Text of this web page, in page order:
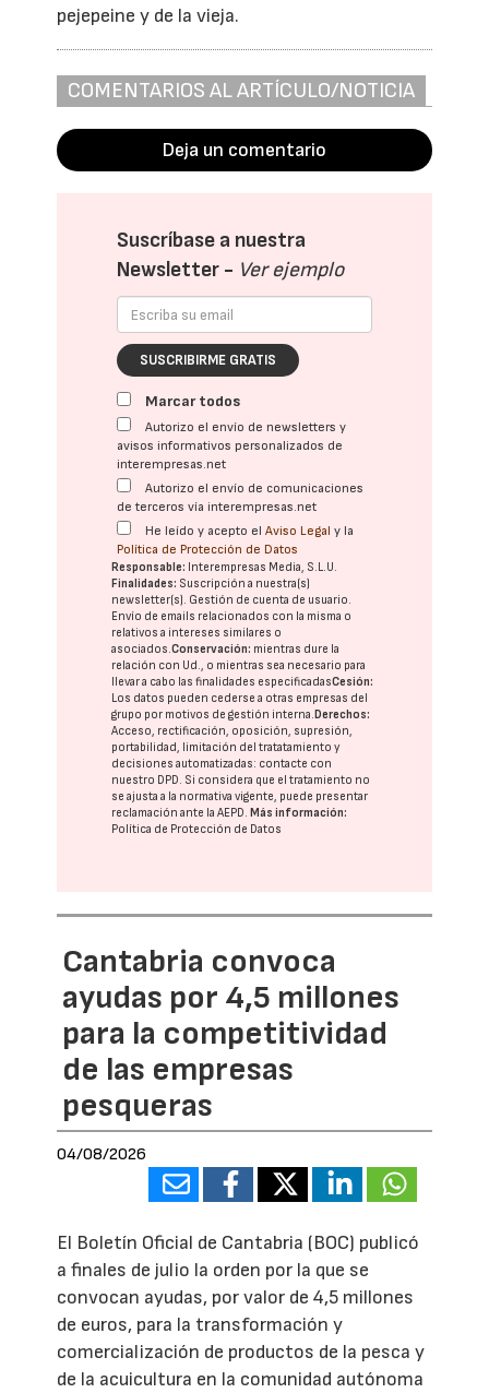
pejepeine y de la vieja.
COMENTARIOS AL ARTÍCULO/NOTICIA
Deja un comentario
Suscríbase a nuestra
Newsletter - Ver ejemplo
SUSCRIBIRME GRATIS
Marcar todos
Autorizo el envío de newsletters y
avisos informativos personalizados de
interempresas.net
Autorizo el envío de comunicaciones
de terceros vía interempresas.net
He leído y acepto elAviso Legal y la
Política de Protección de Datos
Responsable: Interempresas Media, S.L.U.
Finalidades: Suscripción a nuestra(s)
newsletter(s). Gestión de cuenta de usuario.
Envío de emails relacionados con la misma o
relativos a intereses similares o
asociados.Conservación: mientras dure la
relación con Ud., o mientras sea necesario para
llevar a cabo las finalidades especificadasCesión:
Los datos pueden cederse a otras empresas del
grupo por motivos de gestión interna. Derechos:
Acceso, rectificación, oposición, supresión,
portabilidad, limitación del tratatamiento y
decisiones automatizadas: contacte con
nuestro DPD. Si considera que el tratamiento no
se ajusta a la normativa vigente, puede presentar
reclamación ante laAEPD. Más información:
Política de Protección de Datos
Cantabria convoca
ayudas por 4,5 millones
para la competitividad
de las empresas
pesqueras
04/08/2026
El Boletín Oficial de Cantabria (BOC) publicó
a finales de julio la orden por la que se
convocan ayudas, por valor de 4,5 millones
de euros, para la transformación y
comercialización de productos de la pesca y
de la acuicultura en la comunidad autónoma